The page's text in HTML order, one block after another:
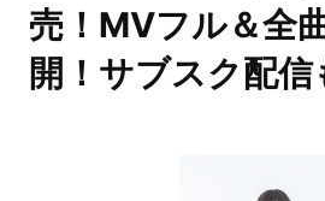
売！MVフル＆全
開！サブスク配信